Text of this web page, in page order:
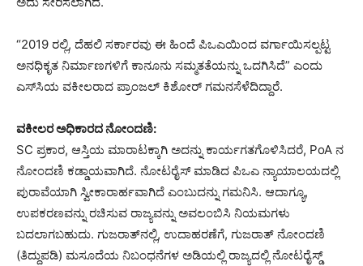
“2019 ರಲ್ಲಿ, ದೆಹಲಿ ಸರ್ಕಾರವು ಈ ಹಿಂದೆ ಪಿಒಎಯಿಂದ ವರ್ಗಾಯಿಸಲ್ಪಟ್ಟ
ಅನಧಿಕೃತ ನಿರ್ಮಾಣಗಳಿಗೆ ಕಾನೂನು ಸಮ್ಮತತೆಯನ್ನು ಒದಗಿಸಿದೆ” ಎಂದು
ಎಸ್‌ಸಿಯ ವಕೀಲರಾದ ಪ್ರಾಂಜಲ್ ಕಿಶೋರ್ ಗಮನಸೆಳೆದಿದ್ದಾರೆ.
ವಕೀಲರ ಅಧಿಕಾರದ ನೋಂದಣಿ:
SC ಪ್ರಕಾರ, ಆಸ್ತಿಯ ಮಾರಾಟಕ್ಕಾಗಿ ಅದನ್ನು ಕಾರ್ಯಗತಗೊಳಿಸಿದರೆ, PoA ನ
ನೋಂದಣಿ ಕಡ್ಡಾಯವಾಗಿದೆ. ನೋಟರೈಸ್ ಮಾಡಿದ ಪಿಒಎ ನ್ಯಾಯಾಲಯದಲ್ಲಿ
ಪುರಾವೆಯಾಗಿ ಸ್ವೀಕಾರಾರ್ಹವಾಗಿದೆ ಎಂಬುದನ್ನು ಗಮನಿಸಿ. ಆದಾಗ್ಯೂ,
ಉಪಕರಣವನ್ನು ರಚಿಸುವ ರಾಜ್ಯವನ್ನು ಅವಲಂಬಿಸಿ ನಿಯಮಗಳು
ಬದಲಾಗಬಹುದು. ಗುಜರಾತ್‌ನಲ್ಲಿ, ಉದಾಹರಣೆಗೆ, ಗುಜರಾತ್ ನೋಂದಣಿ
(ತಿದ್ದುಪಡಿ) ಮಸೂದೆಯ ನಿಬಂಧನೆಗಳ ಅಡಿಯಲ್ಲಿ ರಾಜ್ಯದಲ್ಲಿ ನೋಟರೈಸ್ಡ್